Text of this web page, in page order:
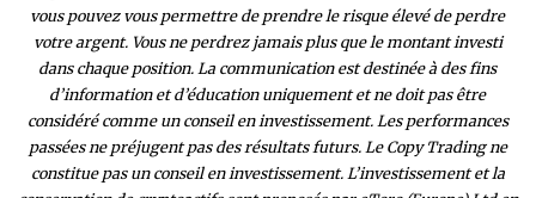
vous pouvez vous permettre de prendre le risque élevé de perdre
votre argent. Vous ne perdrez jamais plus que le montant investi
dans chaque position. La communication est destinée à des fins
d’information et d’éducation uniquement et ne doit pas être
considéré comme un conseil en investissement. Les performances
passées ne préjugent pas des résultats futurs. Le Copy Trading ne
constitue pas un conseil en investissement. L’investissement et la